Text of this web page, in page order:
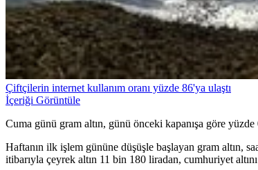
Çiftçilerin internet kullanım oranı yüzde 86'ya ulaştı
İçeriği Görüntüle
Cuma günü gram altın, günü önceki kapanışa göre
Haftanın ilk işlem gününe düşüşle başlayan gram altın,
itibarıyla çeyrek altın 11 bin 180 liradan, cumhuriyet